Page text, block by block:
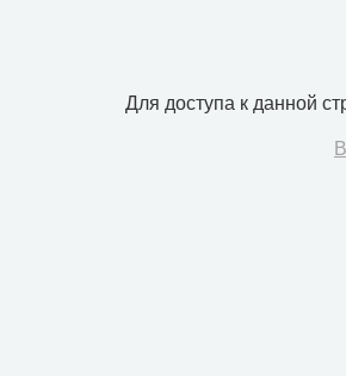
Для доступа к данной